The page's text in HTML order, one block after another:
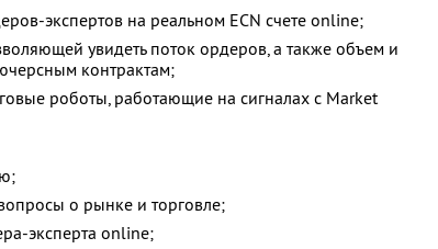
экспертов на реальном ECN счете online;
увидеть поток ордеров, а также объем и
контрактам;
роботы, работающие на сигналах с Market
о рынке и торговле;
эксперта online;